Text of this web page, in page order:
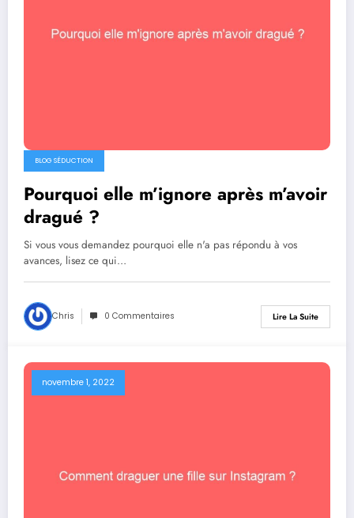
BLOG SÉDUCTION
Pourquoi elle m’ignore après m’avoir
dragué ?
Si vous vous demandez pourquoi elle n'a pas répondu à vos
avances, lisez ce qui…
Chris 0 Commentaires Lire La Suite
novembre 1, 2022